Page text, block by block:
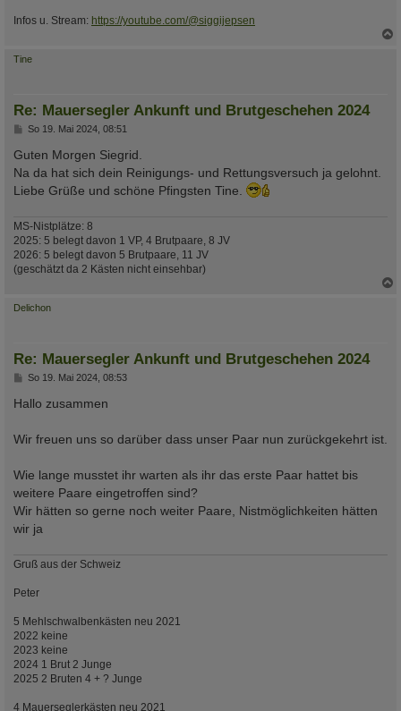
Infos u. Stream: https://youtube.com/@siggijepsen
Tine
Re: Mauersegler Ankunft und Brutgeschehen 2024
B
i
t
r
g
So 19. Mai 2024, 08:51
Guten Morgen Siegrid.
Na da hat sich dein Reinigungs- und Rettungsversuch ja gelohnt.
Liebe Grüße und schöne Pfingsten Tine.
MS-Nistplätze: 8
2025: 5 belegt davon 1 VP, 4 Brutpaare, 8 JV
2026: 5 belegt davon 5 Brutpaare, 11 JV
(geschätzt da 2 Kästen nicht einsehbar)
Delichon
Re: Mauersegler Ankunft und Brutgeschehen 2024
B
i
t
a
g
So 19. Mai 2024, 08:53
Hallo zusammen
Wir freuen uns so darüber dass unser Paar nun zurückgekehrt ist.
Wie lange musstet ihr warten als ihr das erste Paar hattet bis
weitere Paare eingetroffen sind?
Wir hätten so gerne noch weiter Paare, Nistmöglichkeiten hätten
wir ja
Gruß aus der Schweiz
Peter
5 Mehlschwalbenkästen neu 2021
2022 keine
2023 keine
2024 1 Brut 2 Junge
2025 2 Bruten 4 + ? Junge
4 Mauerseglerkästen neu 2021